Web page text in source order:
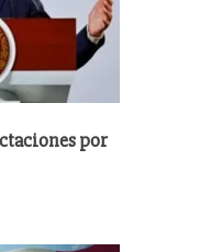
por